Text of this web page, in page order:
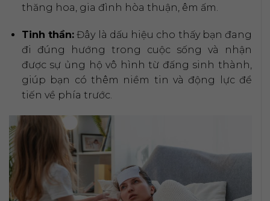
thăng hoa, gia đình hòa thuận, êm ấm.
Tinh thần: Đây là dấu hiệu cho thấy bạn đang
đi đúng hướng trong cuộc sống và nhận
được sự ủng hộ vô hình từ đấng sinh thành,
giúp bạn có thêm niềm tin và động lực để
tiến về phía trước.